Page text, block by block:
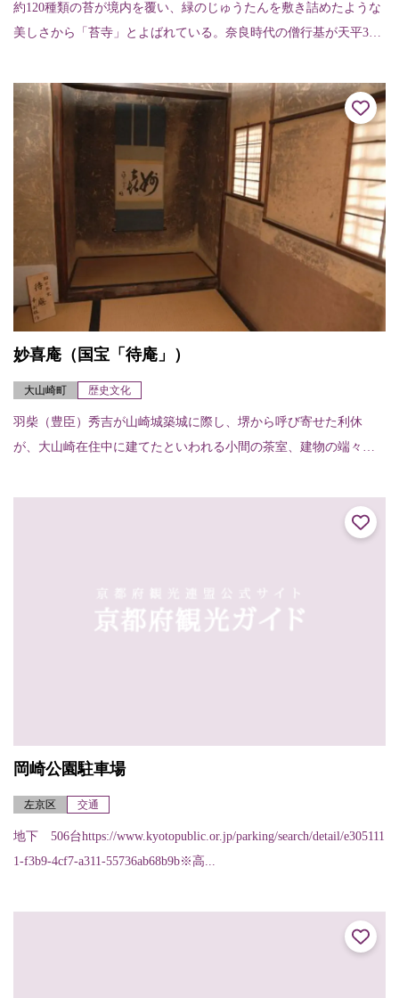
約120種類の苔が境内を覆い、緑のじゅうたんを敷き詰めたような
美しさから「苔寺」とよばれている。奈良時代の僧行基が天平3年
に夢窓...
妙喜庵（国宝「待庵」）
大山崎町 歴史文化
羽柴（豊臣）秀吉が山崎城築城に際し、堺から呼び寄せた利休
が、大山崎在住中に建てたといわれる小間の茶室、建物の端々に
例のない地下窓をあけて...
岡崎公園駐車場
左京区 交通
地下 506台https://www.kyotopublic.or.jp/parking/search/detail/e305111
1-f3b9-4cf7-a311-55736ab68b9b※高...